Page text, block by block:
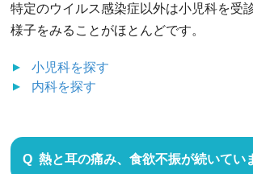
特定のウイルス感染症以外は小児科を受
様子をみることがほとんどです。
小児科を探す
内科を探す
熱と耳の痛み、食欲不振が続いてい